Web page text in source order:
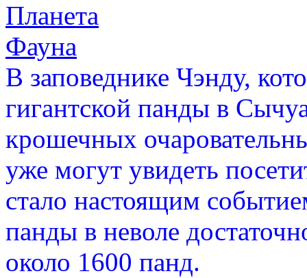
Планета
Фауна
В заповеднике Чэнду,
гигантской панды в
крошечных
уже могут увидеть
стало настоящим
панды в неволе
около 1600 панд.